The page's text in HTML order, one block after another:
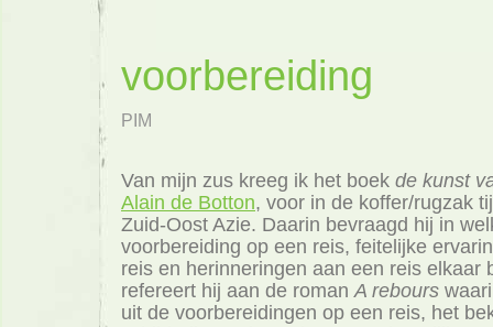
voorbereiding
PIM
Van mijn zus kreeg ik het boek de kunst
Alain de Botton, voor in de koffer/rugzak
Zuid-Oost Azie. Daarin bevraagd hij in
voorbereiding op een reis, feitelijke
reis en herinneringen aan een reis elkaar
refereert hij aan de roman A rebours
uit de voorbereidingen op een reis, het